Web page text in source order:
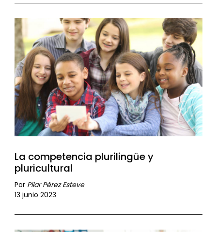
La competencia plurilingüe y
pluricultural
Por Pilar Pérez Esteve
13 junio 2023